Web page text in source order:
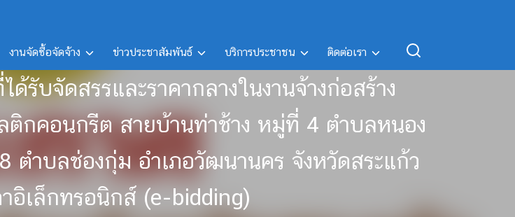
งานจัดซื้อจัดจ้าง ข่าวประชาสัมพันธ์ บริการประชาชน ติดต่อเรา
ด้รับจัดสรรและราคากลางในงานจ้างก่อสร้าง
ติกคอนกรีต สายบ้านท่าช้าง หมู่ที่ 4 ตำบลหนอง
ตำบลช่องกุ่ม อำเภอวัฒนานคร จังหวัดสระแก้ว
าอิเล็กทรอนิกส์ (e-bidding)